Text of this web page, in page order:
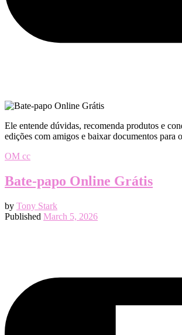
Ele entende dúvidas, recomenda produtos e
edições com amigos e baixar documentos
OM cc
Bate-papo Online Grátis
by Tony Stark
Published March 5, 2026